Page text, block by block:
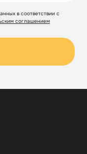
в соответствии с
соглашением